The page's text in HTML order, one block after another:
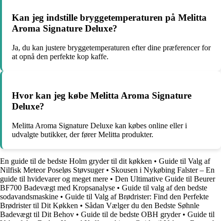
Kan jeg indstille bryggetemperaturen på Melitta
Aroma Signature Deluxe?
Ja, du kan justere bryggetemperaturen efter dine præferencer for
at opnå den perfekte kop kaffe.
Hvor kan jeg købe Melitta Aroma Signature
Deluxe?
Melitta Aroma Signature Deluxe kan købes online eller i
udvalgte butikker, der fører Melitta produkter.
En guide til de bedste Holm gryder til dit køkken • Guide til Valg af
Nilfisk Meteor Poseløs Støvsuger• Skousen i Nykøbing Falster – En
guide til hvidevarer og meget mere • Den Ultimative Guide til Beurer
BF700 Badevægt med Kropsanalyse • Guide til valg af den bedste
sodavandsmaskine • Guide til Valg af Brødrister: Find den Perfekte
Brødrister til Dit Køkken • Sådan Vælger du den Bedste Søhnle
Badevægt til Dit Behov • Guide til de bedste OBH gryder• Guide til